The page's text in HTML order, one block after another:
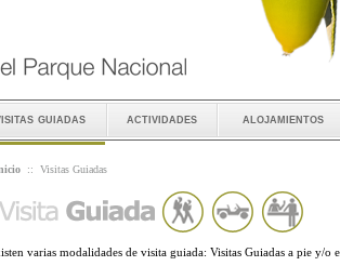
guiadas actividades alojamientos
:: Visitas Guiadas
varias modalidades de visita guiada: Visitas Guiadas a pie y/o